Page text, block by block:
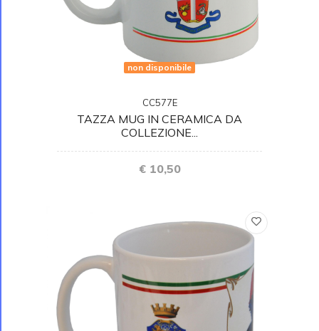
non disponibile
CC577E
TAZZA MUG IN CERAMICA DA
COLLEZIONE...
€ 10,50